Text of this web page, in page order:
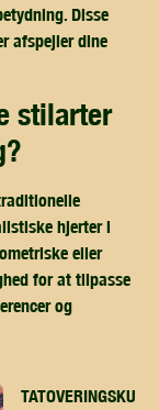
Disse
afspejler dine
hjerter i
eller
for at tilpasse
og
TATOVERINGSKUNST